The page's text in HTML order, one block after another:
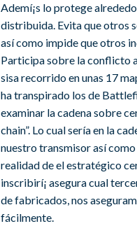
Ademí¡s lo protege
distribuida. Evita que otros
así­ como impide que otros
Participa sobre la conflicto
sisa recorrido en unas 17
ha transpirado los de
examinar la cadena sobre
chain”. Lo cual serí­a en la
nuestro transmisor así­
realidad de el estratégico
inscribirí¡ asegura cual
de fabricados, nos
fácilmente.